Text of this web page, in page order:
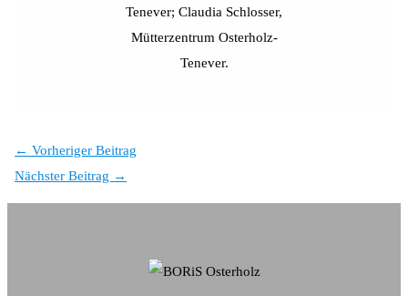
Tenever; Claudia Schlosser,
Mütterzentrum Osterholz-
Tenever.
← Vorheriger Beitrag
Nächster Beitrag →